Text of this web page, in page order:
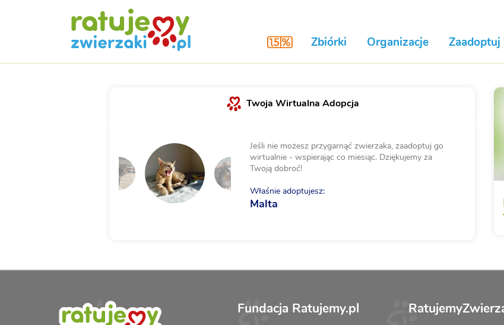
Zbiórki Organizacje
Twoja Wirtualna Adopcja
Jeśli nie możesz przygarnąć zwierzaka, zaadoptuj go
wirtualnie - wspierając co miesiąc. Dziękujemy za
Twoją dobroć!
Właśnie adoptujesz:
Malta
Fundacja Ratujemy.pl